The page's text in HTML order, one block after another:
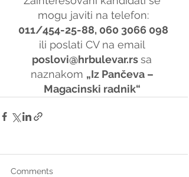
mogu javiti na telefon:
011/454-25-88, 060 3066 098
ili poslati CV na email
poslovi@hrbulevar.rs sa
naznakom „Iz Pančeva –
Magacinski radnik“
Comments